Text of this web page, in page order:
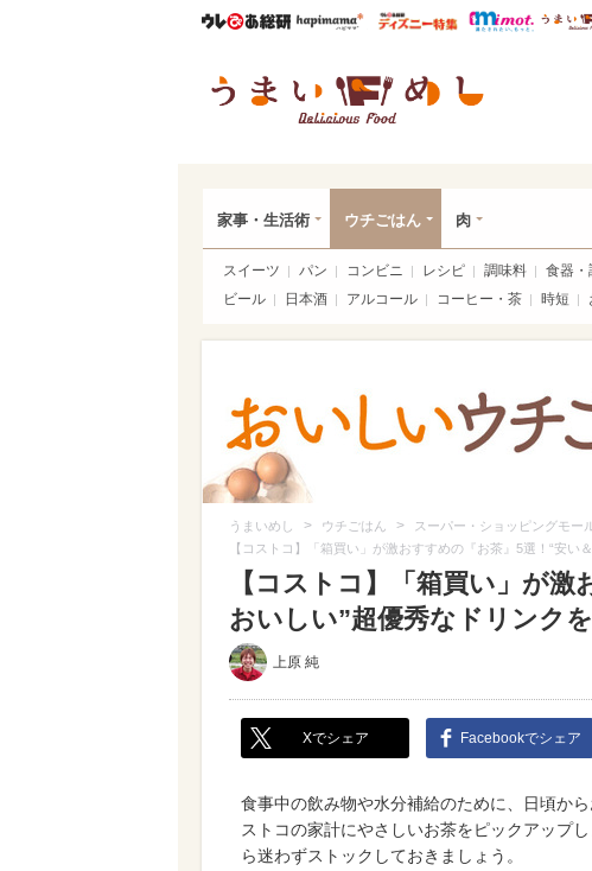
ウレぴあ総研ハピママ* ウレぴあ総研
mimot.
家事・生活術 ウチごはん 肉
スイーツ パン コンビニ レシピ 調味料 食器・
ビール
日本酒 アルコール コーヒー・茶 時短
うまいめし > ウチごはん > スーパー・ショッピングモー
【コストコ】「箱買い」が激おすすめの『お茶』5選！“安い
【コストコ】「箱買い」が
おいしい”超優秀なドリンク
上原 純
Xでシェア Facebookでシェア
食事中の飲み物や水分補給のために、日頃か
ストコの家計にやさしいお茶をピックアップ
ら迷わずストックしておきましょう。